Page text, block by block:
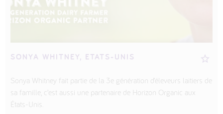
SONYA WHITNEY, ETATS-UNIS
Sonya Whitney fait partie de la 3e génération d’éleveurs laitiers de
sa famille, c’est aussi une partenaire de Horizon Organic aux
États-Unis.